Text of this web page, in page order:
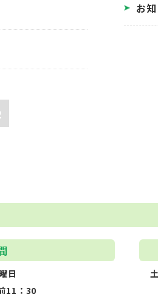
お
日
11：30